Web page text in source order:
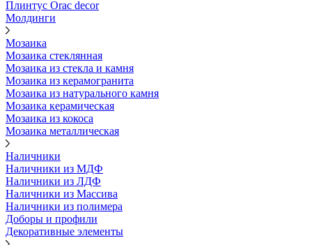
Плинтус Orac decor
Молдинги
Мозаика
Мозаика стеклянная
Мозаика из стекла и камня
Мозаика из керамогранита
Мозаика из натурального камня
Мозаика керамическая
Мозаика из кокоса
Мозаика металлическая
Наличники
Наличники из МДФ
Наличники из ЛДФ
Наличники из Массива
Наличники из полимера
Доборы и профили
Декоративные элементы